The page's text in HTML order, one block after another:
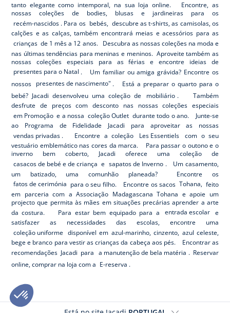
tanto elegante como intemporal, na sua loja online. Encontre, as
nossas coleções de bodies, blusas e jardineiras para os
recém-nascidos . Para os bebés, descubre as t-shirts, as camisolas, os
calções e as calças, também encontrará meias e acessórios para as
crianças de 1 mês a 12 anos. Descubra as nossas coleções na moda e
nas últimas tendências para meninas e meninos. Aproveite também as
nossas coleções especiais para as férias e encontre ideias de
presentes para o Natal . Um familiar ou amiga grávida? Encontre os
nossos presentes de nascimento" . Está a preparar o quarto para o
bebé? Jacadi desenvolveu uma coleção de
mobiliário . Também
desfrute de preços com desconto nas nossas coleções especiais
em Promoção e a nossa coleção Outlet durante todo o ano. Junte-se
ao Programa de Fidelidade Jacadi para aproveitar as nossas
vendas privadas . Encontre a coleção Les Essentiels
com o seu
vestuário emblemático nas cores da marca. Para passar o outono e o
inverno bem coberto, Jacadi oferece uma coleção de
casacos de bebé e de criança e sapatos de Inverno . Um casamento,
um batizado, uma comunhão planeada? Encontre os
fatos de cerimónia para o seu filho. Encontre os sacos Tohana, feito
em parceria com a Associação Madagascana Tohana e apoie um
projecto que permita às mães em situações precárias aprender a arte
da costura. Para estar bem equipado para a
entrada escolar e
satisfazer as necessidades das escolas, encontre uma
coleção uniforme disponível em azul-marinho, cinzento, azul celeste,
bege e branco para vestir as crianças da cabeça aos pés. Encontrar as
recomendações Jacadi para
a manutenção de bela matéria . Reservar
online, comprar na loja com a E-reserva .
Está no site Jacadi PORTUGAL